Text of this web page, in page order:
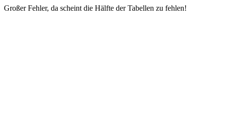
Großer Fehler, da scheint die Hälfte der Tabellen zu fehlen!